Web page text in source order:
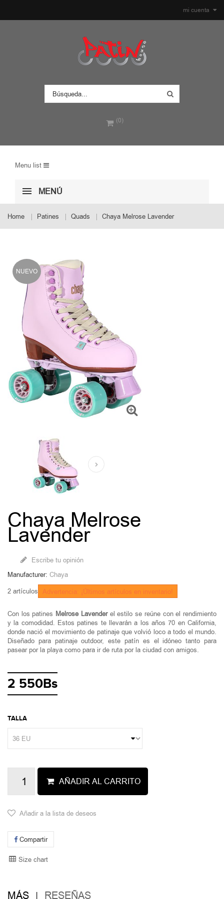
mi cuenta
(0)
Menu list
MENÚ
Home Patines Quads Chaya Melrose Lavender
NUEVO
Chaya Melrose
Lavender
Escribe tu opinión
Manufacturer: Chaya
2 artículos Advertencia: ¡Últimos artículos en inventario!
Con los patines Melrose Lavenderel estilo se reúne con el rendimiento
y la comodidad. Estos patines te llevarán a los años 70 en California,
donde nació el movimiento de patinaje que volvió loco a todo el mundo.
Diseñado para patinaje outdoor, este patín es el idóneo tanto para
pasear por la playa como para ir de ruta por la ciudad con amigos.
2 550Bs
TALLA
AÑADIR AL CARRITO
Añadir a la lista de deseos
Compartir
Size chart
MÁS RESEÑAS